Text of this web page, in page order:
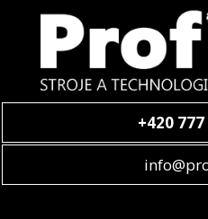
+420